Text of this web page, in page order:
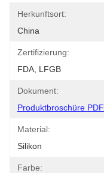
Herkunftsort:
China
Zertifizierung:
FDA, LFGB
Dokument:
Produktbroschüre PDF
Material:
Silikon
Farbe: